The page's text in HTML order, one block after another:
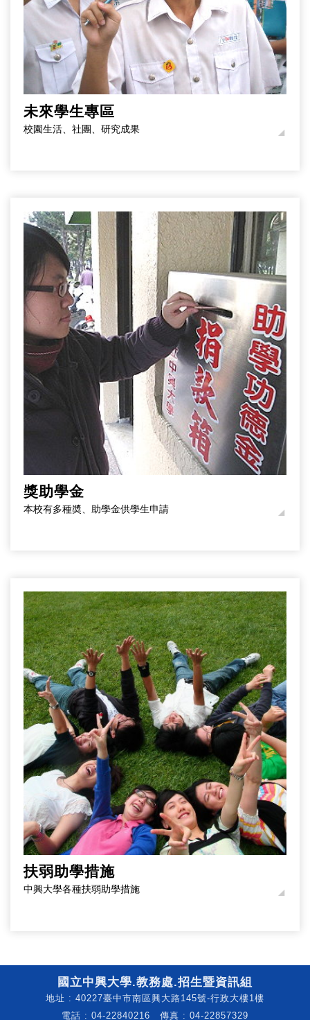
未來學生專區
校園生活、社團、研究成果
獎助學金
本校有多種奬、助學金供學生申請
扶弱助學措施
中興大學各種扶弱助學措施
國立中興大學.教務處.招生暨資訊組
地址 : 40227臺中市南區興大路145號-行政大樓1樓
電話 : 04-22840216 傳真 : 04-22857329